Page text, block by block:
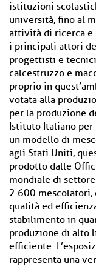
istituzioni
università, fino al
attività di ricerca e
i principali attori
progettisti e
calcestruzzo e
proprio in
votata alla
per la produzione
Istituto Italiano per
un modello di
agli Stati Uniti,
prodotto dalle
mondiale di
2.600 mescolatori,
qualità ed
stabilimento in
produzione di alto
efficiente.
rappresenta una